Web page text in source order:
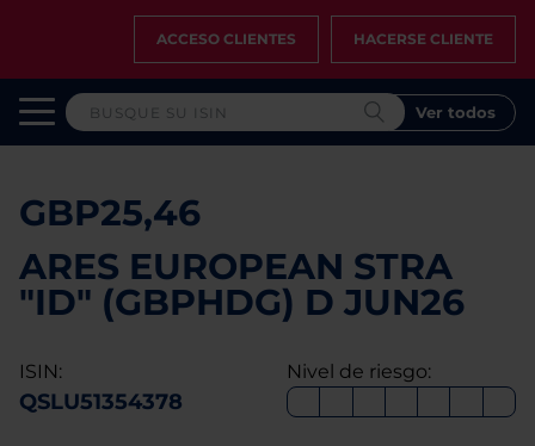
ACCESO CLIENTES HACERSE CLIENTE
Ver todos
GBP25,46
ARES EUROPEAN STRA
"ID" (GBPHDG) D JUN26
ISIN:
QSLU51354378
Nivel de riesgo: